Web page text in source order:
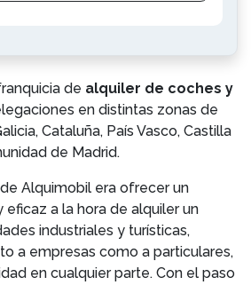
de alquiler de coches y
en distintas zonas de
Cataluña, País Vasco, Castilla
de Madrid.
Alquimobil era ofrecer un
eficaz a la hora de alquiler un
industriales y turísticas,
a empresas como a particulares,
en cualquier parte. Con el paso